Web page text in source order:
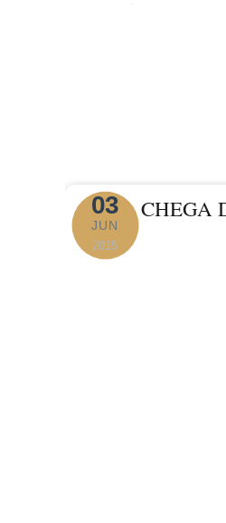
03
JUN
2015
CHEGA